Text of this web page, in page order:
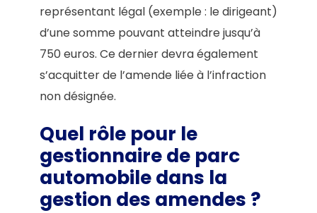
représentant légal (exemple : le dirigeant)
d’une somme pouvant atteindre jusqu’à
750 euros. Ce dernier devra également
s’acquitter de l’amende liée à l’infraction
non désignée.
Quel rôle pour le
gestionnaire de parc
automobile dans la
gestion des amendes ?